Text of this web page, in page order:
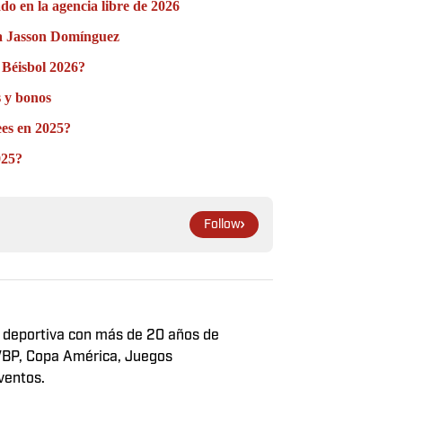
en la agencia libre de 2026
Jasson Domínguez
2026?
y bonos
en 2025?
Follow
con más de 20 años de
Copa América, Juegos